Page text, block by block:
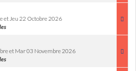
et Jeu 22 Octobre 2026
et Mar 03 Novembre 2026